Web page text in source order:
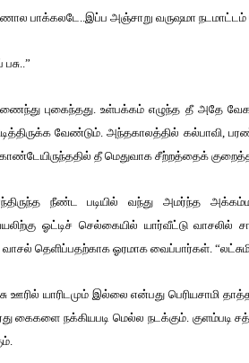
பாக்கலடே..இப்ப அஞ்சாறு வருஷமா நடமாட்டம்
புகைந்தது. உள்பக்கம் எழுந்த தீ அதே
வேண்டும். அந்தகாலத்தில்
தீ மெதுவாக சீற்றத்தைக்
நீண்ட படியில் வந்து அமர்ந்த
ஓட்டிச் செல்கையில் யார்வீட்டு வாசலில்
தெளிப்பதற்காக ஓரமாக வைப்பார்கள்.
ஊரில் யாரிடமும் இல்லை என்பது பெரியசாமி
கைகளை நக்கியபடி மெல்ல நடக்கும். குளம்படி